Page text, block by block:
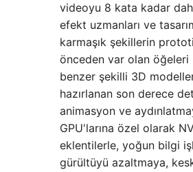
videoyu 8 kata kadar
efekt uzmanları ve
karmaşık şekillerin
önceden var olan öğeleri
benzer şekilli 3D
hazırlanan son derece
animasyon ve
GPU'larına özel olarak
eklentilerle, yoğun bilgi
gürültüyü azaltmaya,